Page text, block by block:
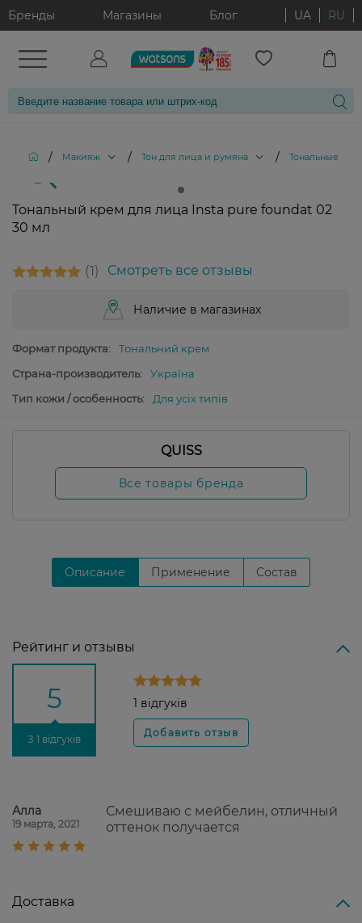
Бренды Магазины Блог UA RU
/ Макияж / Тон для лица и румяна / Тональные
Тональный крем для лица Insta pure foundat 02
30 мл
1 Смотреть все отзывы
Наличие в магазинах
Формат продукта:
Тональний крем
Страна-производитель:
Україна
Тип кожи / особенность:
Для усіх типів
QUISS
Все товары бренда
Описание Применение Состав
Рейтинг и отзывы
5
З 1 відгуків
1 відгуків
Алла
19 марта, 2021
Смешиваю с мейбелин, отличный
оттенок получается
Доставка